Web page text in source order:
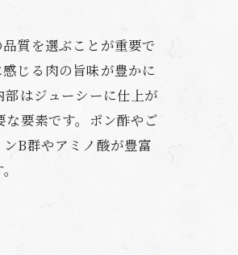
質を選ぶことが重要で
じる肉の旨味が豊かに
はジューシーに仕上が
要素です。ポン酢やご
B群やアミノ酸が豊富